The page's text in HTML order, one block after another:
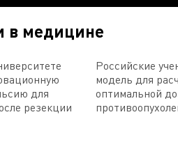
в медицине
для
резекции
Российские
модель для
оптимальной